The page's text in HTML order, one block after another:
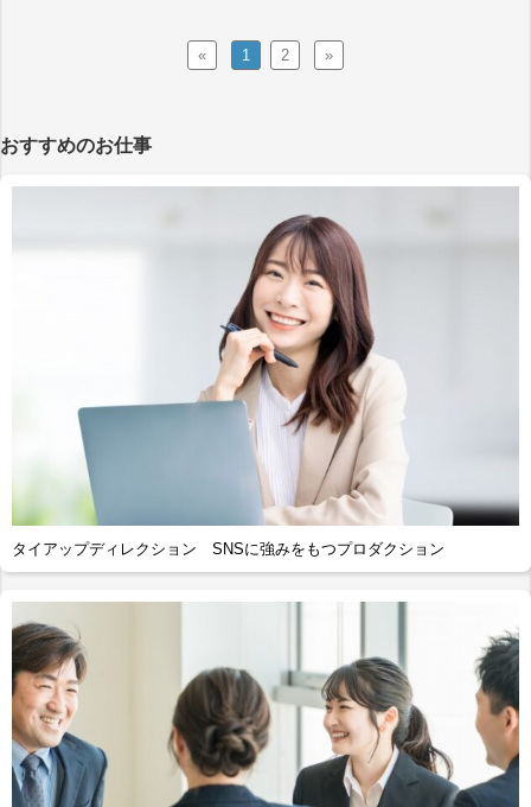
« 1 2 »
おすすめのお仕事
タイアップディレクション SNSに強みをもつプロダクション